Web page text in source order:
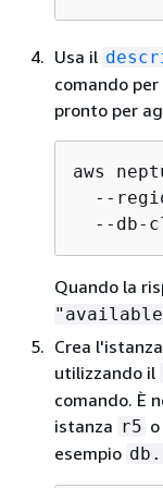
Usa il
comando
pronto per
aws
--
--db-
Quando la
Crea
utilizzando il
comando. È
istanza r5 o
esempio